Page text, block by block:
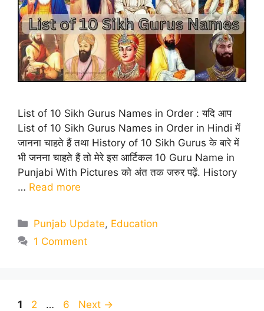
List of 10 Sikh Gurus Names in Order : यदि आप
List of 10 Sikh Gurus Names in Order in Hindi में
जानना चाहते हैं तथा History of 10 Sikh Gurus के बारे में
भी जनना चाहते हैं तो मेरे इस आर्टिकल 10 Guru Name in
Punjabi With Pictures को अंत तक जरुर पढ़ें. History
… Read more
Categories
Punjab Update, Education
1 Comment
Page
1 Page
2 … Page
6 Next →